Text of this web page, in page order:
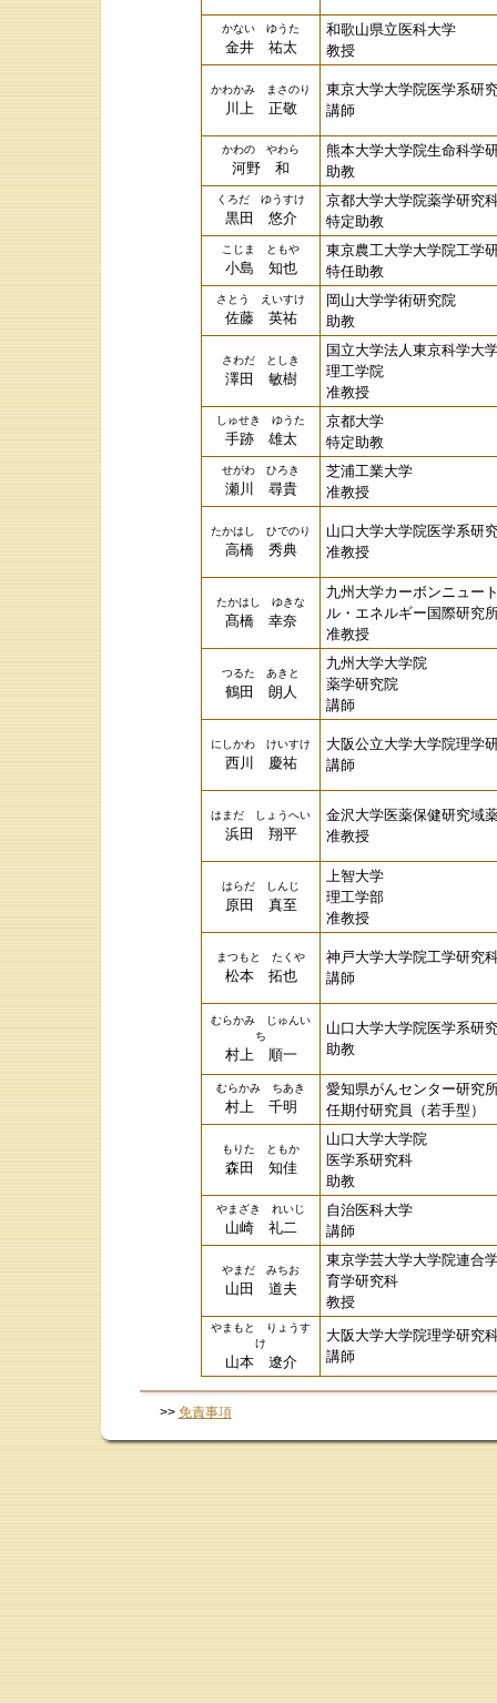
かない ゆうた
金井 祐太
和歌山県立医科大学
教授
かわかみ まさのり
川上 正敬
東京大学大学院医学系研
講師
かわの やわら
河野 和
熊本大学大学院生命科学
助教
くろだ ゆうすけ
黒田 悠介
京都大学大学院薬学研究
特定助教
こじま ともや
小島 知也
東京農工大学大学院工学
特任助教
さとう えいすけ
佐藤 英祐
岡山大学学術研究院
助教
さわだ としき
澤田 敏樹
国立大学法人東京科学大
理工学院
准教授
しゅせき ゆうた
手跡 雄太
京都大学
特定助教
せがわ ひろき
瀬川 尋貴
芝浦工業大学
准教授
たかはし ひでのり
高橋 秀典
山口大学大学院医学系研
准教授
たかはし ゆきな
髙橋 幸奈
九州大学カーボンニュー
ル・エネルギー国際研究
准教授
つるた あきと
鶴田 朗人
九州大学大学院
薬学研究院
講師
にしかわ けいすけ
西川 慶祐
大阪公立大学大学院理学
講師
はまだ しょうへい
浜田 翔平
金沢大学医薬保健研究域
准教授
はらだ しんじ
原田 真至
上智大学
理工学部
准教授
まつもと たくや
松本 拓也
神戸大学大学院工学研究
講師
むらかみ じゅんい
ち
村上 順一
山口大学大学院医学系研
助教
むらかみ ちあき
村上 千明
愛知県がんセンター研究
任期付研究員（若手型）
もりた ともか
森田 知佳
山口大学大学院
医学系研究科
助教
やまざき れいじ
山崎 礼二
自治医科大学
講師
やまだ みちお
山田 道夫
東京学芸大学大学院連合
育学研究科
教授
やまもと りょうす
け
山本 遼介
大阪大学大学院理学研究
講師
>> 免責事項